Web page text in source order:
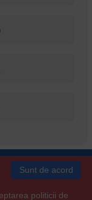
Sunt de acord
politicii de